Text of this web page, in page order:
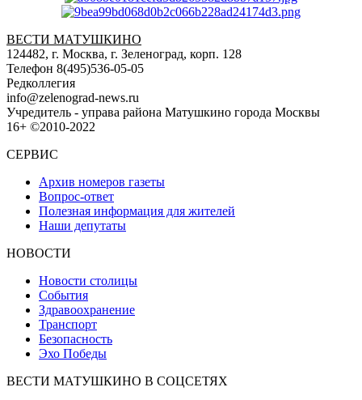
ВЕСТИ МАТУШКИНО
124482, г. Москва, г. Зеленоград, корп. 128
Телефон 8(495)536-05-05
Редколлегия
info@zelenograd-news.ru
Учредитель - управа района Матушкино города Москвы
16+ ©2010-2022
СЕРВИС
Архив номеров газеты
Вопрос-ответ
Полезная информация для жителей
Наши депутаты
НОВОСТИ
Новости столицы
События
Здравоохранение
Транспорт
Безопасность
Эхо Победы
ВЕСТИ МАТУШКИНО В СОЦСЕТЯХ